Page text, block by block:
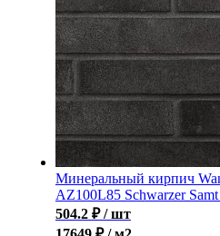
Минеральный кирпич
AZ100L85 Schwarzer
504.2 ₽ / шт